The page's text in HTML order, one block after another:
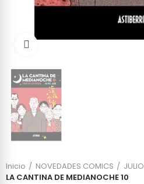
Inicio NOVEDADES COMICS
JULIO
LA CANTINA DE MEDIANOCHE 10